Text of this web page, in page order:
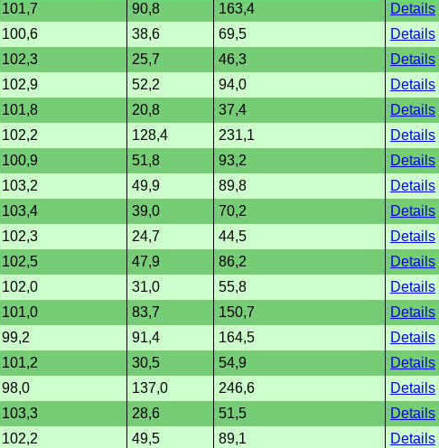
101,7 90,8 163,4 Details
100,6 38,6 69,5 Details
102,3 25,7 46,3 Details
102,9 52,2 94,0 Details
101,8 20,8 37,4 Details
102,2 128,4 231,1 Details
100,9 51,8 93,2 Details
103,2 49,9 89,8 Details
103,4 39,0 70,2 Details
102,3 24,7 44,5 Details
102,5 47,9 86,2 Details
102,0 31,0 55,8 Details
101,0 83,7 150,7 Details
99,2 91,4 164,5 Details
101,2 30,5 54,9 Details
98,0 137,0 246,6 Details
103,3 28,6 51,5 Details
102,2 49,5 89,1 Details